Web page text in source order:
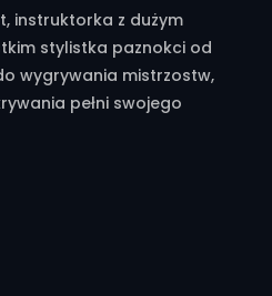
instruktorka z dużym
stylistka paznokci od
wygrywania mistrzostw,
pełni swojego